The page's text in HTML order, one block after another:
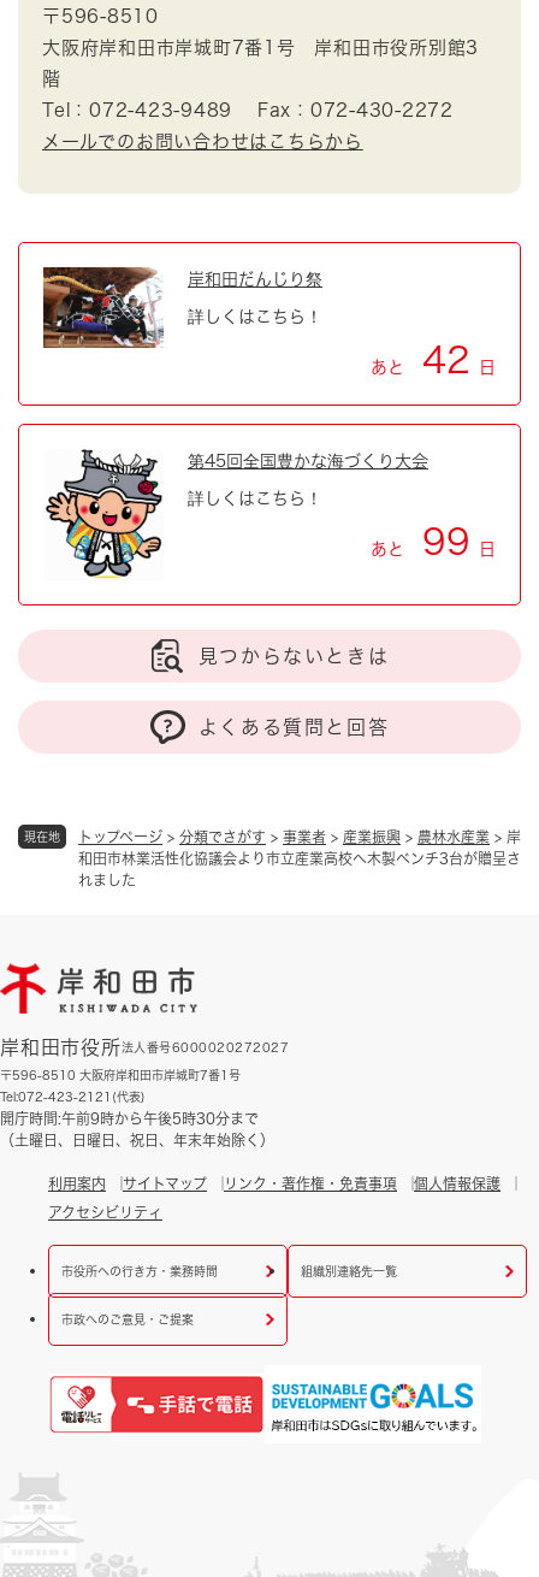
現在地 トップページ > 分類でさがす > 事業者 > 産業振興 > 農林水産業 > 岸
和田市林業活性化協議会より市立産業高校へ木製ベンチ3台が贈呈さ
れました
〒596-8510
大阪府岸和田市岸城町7番1号 岸和田市役所別館3
階
Tel：072-423-9489
Fax：072-430-2272
メールでのお問い合わせはこちらから
岸和田だんじり祭
詳しくはこちら！
あと 42 日
第45回全国豊かな海づくり大会
詳しくはこちら！
あと 99 日
見つからないときは
よくある質問と回答
岸和田市役所法人番号6000020272027
〒596-8510 大阪府岸和田市岸城町7番1号
Tel:072-423-2121(代表)
開庁時間:午前9時から午後5時30分まで
（土曜日、日曜日、祝日、年末年始除く）
利用案内 サイトマップ リンク・著作権・免責事項
個人情報保護
アクセシビリティ
市役所への行き方・業務時間 組織別連絡先一覧
市政へのご意見・ご提案